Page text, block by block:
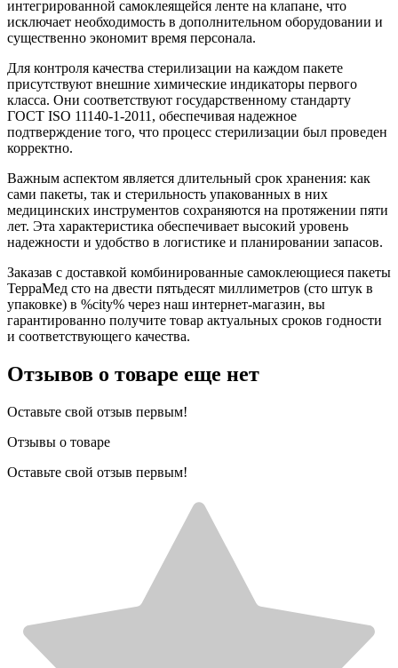
интегрированной самоклеящейся ленте на клапане, что
исключает необходимость в дополнительном оборудовании и
существенно экономит время персонала.
Для контроля качества стерилизации на каждом пакете
присутствуют внешние химические индикаторы первого
класса. Они соответствуют государственному стандарту
ГОСТ ISO 11140-1-2011, обеспечивая надежное
подтверждение того, что процесс стерилизации был проведен
корректно.
Важным аспектом является длительный срок хранения: как
сами пакеты, так и стерильность упакованных в них
медицинских инструментов сохраняются на протяжении пяти
лет. Эта характеристика обеспечивает высокий уровень
надежности и удобство в логистике и планировании запасов.
Заказав с доставкой комбинированные самоклеющиеся пакеты
ТерраМед сто на двести пятьдесят миллиметров (сто штук в
упаковке) в %city% через наш интернет-магазин, вы
гарантированно получите товар актуальных сроков годности
и соответствующего качества.
Отзывов о товаре еще нет
Оставьте свой отзыв первым!
Отзывы о товаре
Оставьте свой отзыв первым!